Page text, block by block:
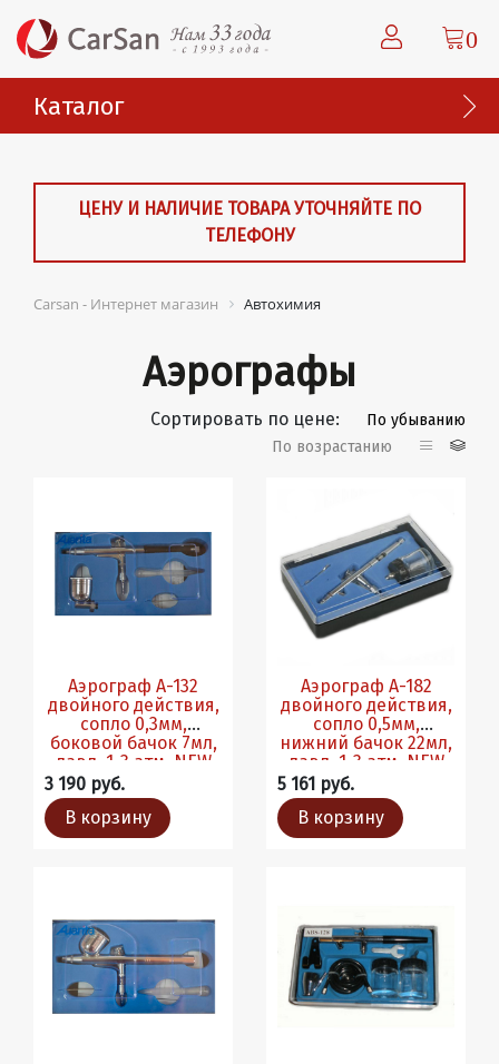
0
Каталог
ЦЕНУ И НАЛИЧИЕ ТОВАРА УТОЧНЯЙТЕ ПО
ТЕЛЕФОНУ
Carsan - Интернет магазин Автохимия
Аэрографы
Сортировать по цене:
По убыванию
По возрастанию
Аэрограф A-132
двойного действия,
сопло 0,3мм,
боковой бачок 7мл,
давл. 1-3 атм. NEW
3 190 руб.
В корзину
Аэрограф A-182
двойного действия,
сопло 0,5мм,
нижний бачок 22мл,
давл. 1-3 атм. NEW
5 161 руб.
В корзину